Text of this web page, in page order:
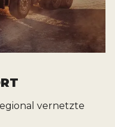
vernetzte